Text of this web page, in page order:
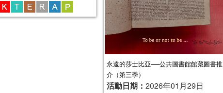
永遠的莎士比亞──公共圖書館館藏圖書推
介（第三季）
活動日期： 2026年01月29日